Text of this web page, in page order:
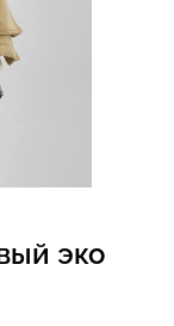
эко